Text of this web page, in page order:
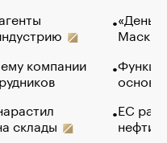
компании
склады
Маск в
основ
ЕС
нефти